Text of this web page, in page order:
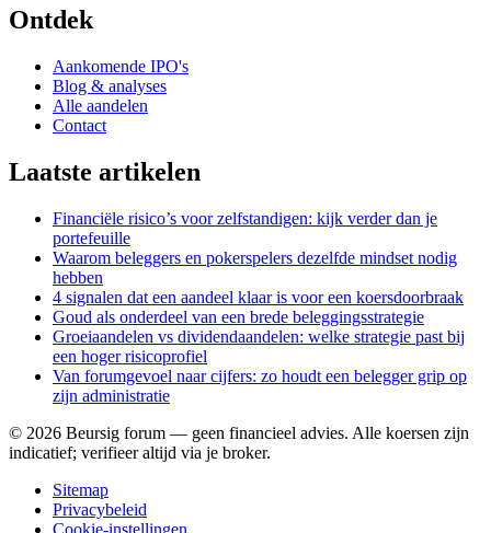
Ontdek
Aankomende IPO's
Blog & analyses
Alle aandelen
Contact
Laatste artikelen
Financiële risico’s voor zelfstandigen: kijk verder dan je
portefeuille
Waarom beleggers en pokerspelers dezelfde mindset nodig
hebben
4 signalen dat een aandeel klaar is voor een koersdoorbraak
Goud als onderdeel van een brede beleggingsstrategie
Groeiaandelen vs dividendaandelen: welke strategie past bij
een hoger risicoprofiel
Van forumgevoel naar cijfers: zo houdt een belegger grip op
zijn administratie
© 2026 Beursig forum — geen financieel advies. Alle koersen zijn
indicatief; verifieer altijd via je broker.
Sitemap
Privacybeleid
Cookie-instellingen